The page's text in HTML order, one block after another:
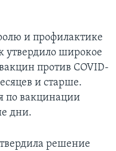
и профилактике
утвердило широкое
против COVID-
и старше.
по вакцинации
дни.
решение